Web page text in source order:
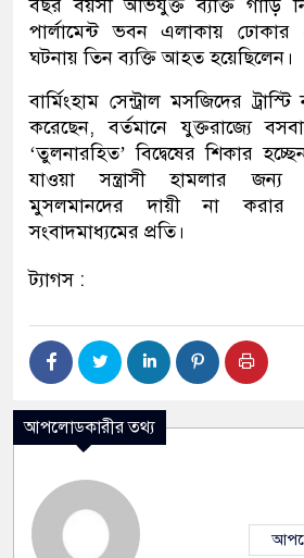
বছর বয়সী অভিযুক্ত ব্যক্তি গাড়ি
পার্লামেন্ট ভবন এলাকায় ঢোকার
ঘটনায় তিন ব্যক্তি আহত হয়েছিলেন।
বার্মিংহাম সেন্ট্রাল মসজিদের
করেছেন, বর্তমানে যুক্তরাজ্যে
‘তুলনারহিত’ বিদ্বেষের শিকার
যাওয়া সন্ত্রাসী হামলার জন্য
মুসলমানদের দায়ী না করার
সংবাদমাধ্যমের প্রতি।
ট্যাগস :
আপলোডকারীর তথ্য